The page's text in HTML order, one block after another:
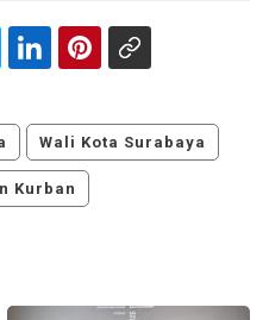
Wali Kota Surabaya
Kurban